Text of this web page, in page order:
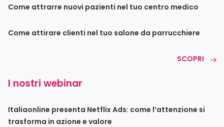
Come attrarre nuovi pazienti nel tuo centro medico
Come attirare clienti nel tuo salone da parrucchiere
SCOPRI
I nostri webinar
Italiaonline presenta Netflix Ads: come l’attenzione si
trasforma in azione e valore